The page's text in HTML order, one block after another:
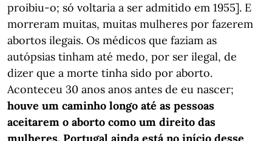
proibiu-o; só voltaria a ser admitido em 1955]. E
morreram muitas, muitas mulheres por fazerem
abortos ilegais. Os médicos que faziam as
autópsias tinham até medo, por ser ilegal, de
dizer que a morte tinha sido por aborto.
Aconteceu 30 anos anos antes de eu nascer;
houve um caminho longo até as pessoas
aceitarem o aborto como um direito das